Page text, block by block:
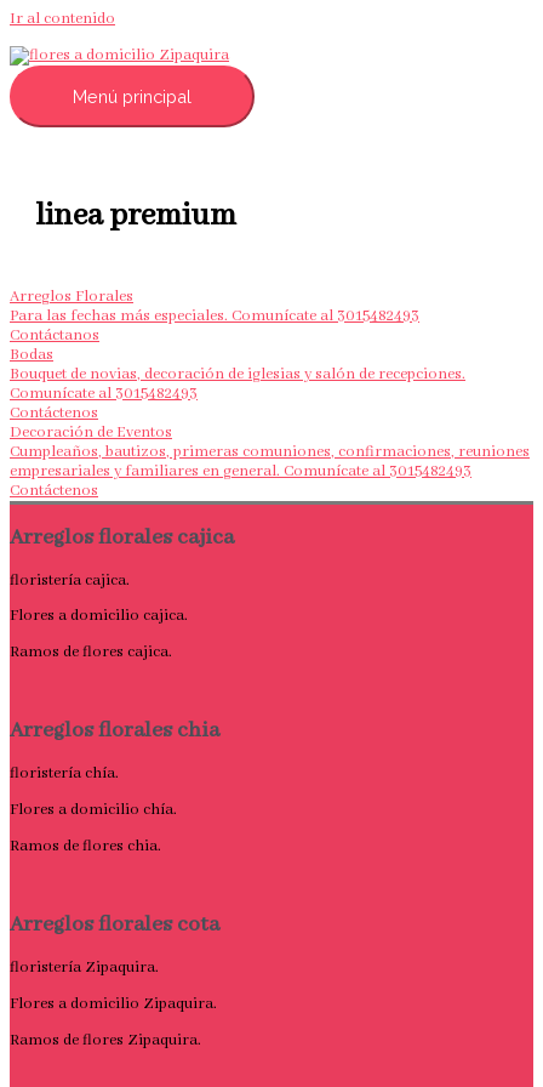
Ir al contenido
Menú principal
linea premium
Arreglos Florales
Para las fechas más especiales. Comunícate al 3015482493
Contáctanos
Bodas
Bouquet de novias, decoración de iglesias y salón de recepciones.
Comunícate al 3015482493
Contáctenos
Decoración de Eventos
Cumpleaños, bautizos, primeras comuniones, confirmaciones, reuniones
empresariales y familiares en general. Comunícate al 3015482493
Contáctenos
Arreglos florales cajica
floristería cajica.
Flores a domicilio cajica.
Ramos de flores cajica.
Arreglos florales chia
floristería chía.
Flores a domicilio chía.
Ramos de flores chia.
Arreglos florales cota
floristería Zipaquira.
Flores a domicilio Zipaquira.
Ramos de flores Zipaquira.